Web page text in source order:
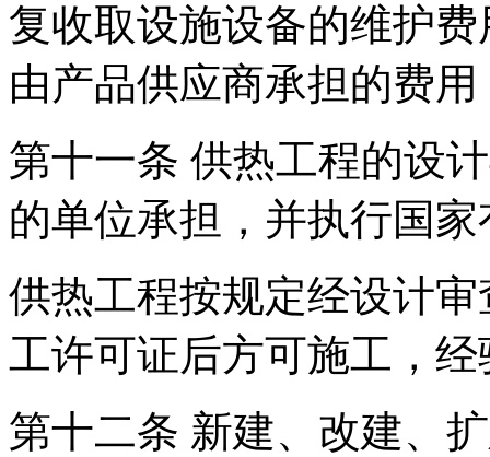
复收取设施设备的维护
由产品供应商承担的费
第十一条 供热工程的设
的单位承担，并执行国
供热工程按规定经设计
工许可证后方可施工，
第十二条 新建、改建、